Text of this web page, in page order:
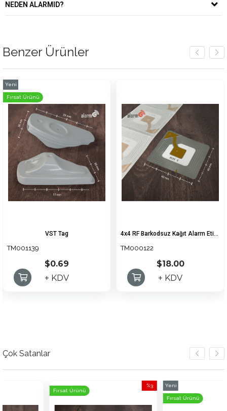
NEDEN ALARMID?
Benzer Ürünler
VST Tag
TM001139
$0.69
+ KDV
Yeni
Ürün
Fırsat Ürünü
4x4 RF Barkodsuz Kağıt Alarm Etiketi (1000 Adet)
TM000122
$18.00
+ KDV
Çok Satanlar
%3İndirim
Fırsat Ürünü
Fırsat Ürünü